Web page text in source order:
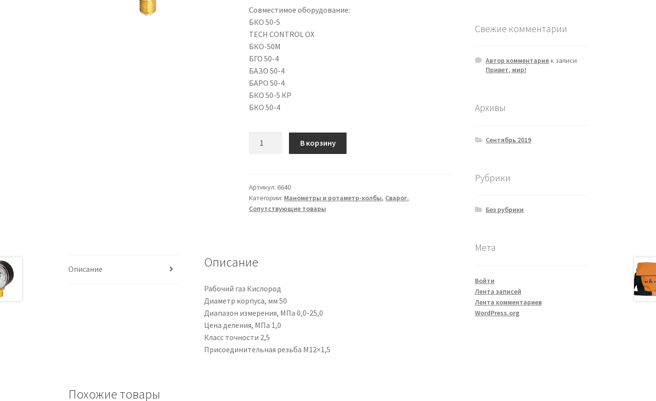
Совместимое оборудование:
БКО 50-5
TECH CONTROL OX
БКО-50М
БГО 50-4
БАЗО 50-4
БАРО 50-4
БКО 50-5 КР
БКО 50-4
25,0
МПа
О2
В корзину
Артикул: 6640
Категории: Манометры и ротаметр-колбы, Сварог,
Сопутствующие товары
Описание Описание
Рабочий газ Кислород
Диаметр корпуса, мм 50
Диапазон измерения, МПа 0,0-25,0
Цена деления, МПа 1,0
Класс точности 2,5
Присоединительная резьба М12×1,5
Похожие товары
Свежие комментарии
Автор комментария к записи
Привет, мир!
Архивы
Сентябрь 2019
Рубрики
Без рубрики
Мета
Войти
Лента записей
Лента комментариев
WordPress.org